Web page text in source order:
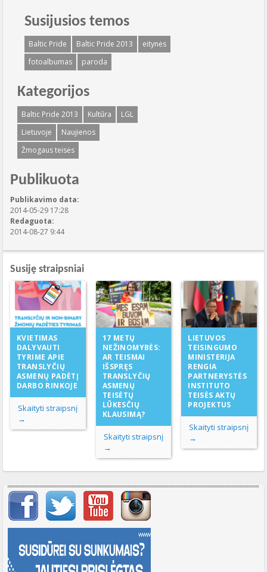
Susijusios temos
Baltic Pride Baltic Pride 2013
eitynės
fotoalbumas
paroda
Kategorijos
Baltic Pride 2013 Kultūra
LGL
Lietuvoje
Naujienos
Žmogaus teisės
Publikuota
Publikavimo data:
2014-05-29 17:28
Redaguota:
2014-08-27 9:44
Susiję straipsniai
KVIETIMAS
DALYVAUTI
TYRIME APIE
TRANSLYČIŲ
ASMENŲ PADĖTĮ
DARBO RINKOJE
Skaityti straipsnį
→
17 METŲ
NEŽINOMYBĖS:
AR TEISMAI
IŠSPRĘS
TRANSLYČIŲ
ASMENŲ
TEISĖTŲ
LŪKESČIŲ
KLAUSIMĄ?
Skaityti straipsnį
→
LIETUVOS
TEISINGUMO
MINISTERIJA
RENGIA
PARTNERYSTĖS
INSTITUTO
TEISĖS AKTŲ
PROJEKTUS
Skaityti straipsnį
→
Svarbių įrašų meniu